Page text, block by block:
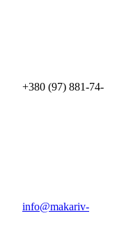
+380 (97) 881-74-
info@makariv-